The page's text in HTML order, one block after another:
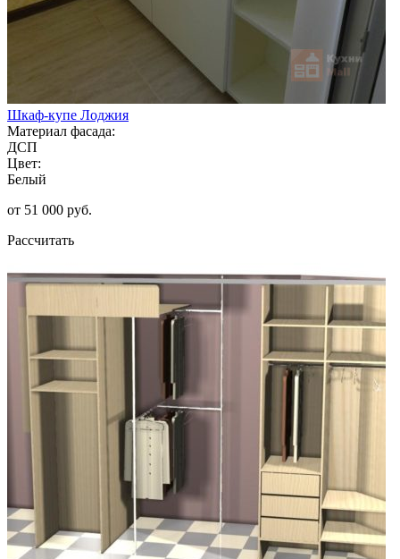
Шкаф-купе Лоджия
Материал фасада:
ДСП
Цвет:
Белый
от 51 000 руб.
Рассчитать